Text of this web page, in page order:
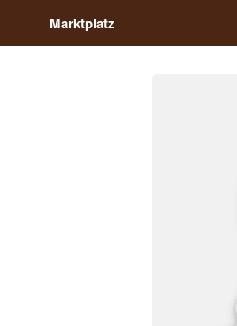
Marktplatz